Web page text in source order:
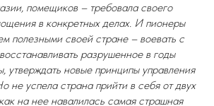
помещиков – требовала своего
в конкретных делах. И пионеры
полезными своей стране – воевать с
разрушенное в годы
утверждать новые принципы управления
не успела страна прийти в себя от двух
на нее навалилась самая страшная